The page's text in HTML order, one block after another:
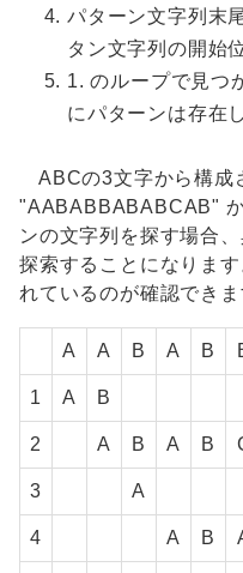
パターン文字列末
タン文字列の開始
1. のループで見つ
にパターンは存在
ABCの3文字から構成
"AABABBABABCAB"
ンの文字列を探す場合
探索することになりま
れているのが確認できま
A A B A B
1 A B
2 A B A B
3 A
4 A B